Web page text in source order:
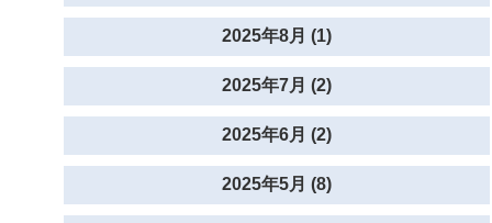
2025年8月 (1)
2025年7月 (2)
2025年6月 (2)
2025年5月 (8)